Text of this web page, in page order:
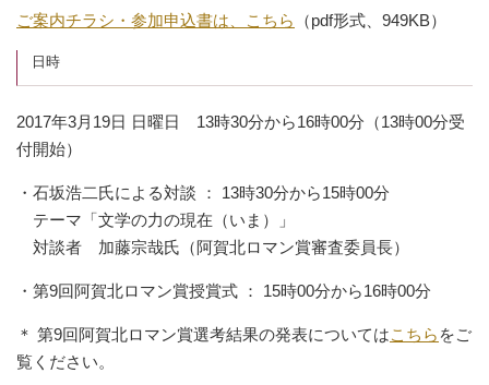
ご案内チラシ・参加申込書は、こちら （pdf形式、949KB）
日時
2017年3月19日 日曜日 13時30分から16時00分（13時00分受
付開始）
・石坂浩二氏による対談 ： 13時30分から15時00分
テーマ「文学の力の現在（いま）」
対談者 加藤宗哉氏（阿賀北ロマン賞審査委員長）
・第9回阿賀北ロマン賞授賞式 ： 15時00分から16時00分
＊ 第9回阿賀北ロマン賞選考結果の発表についてはこちら をご
覧ください。